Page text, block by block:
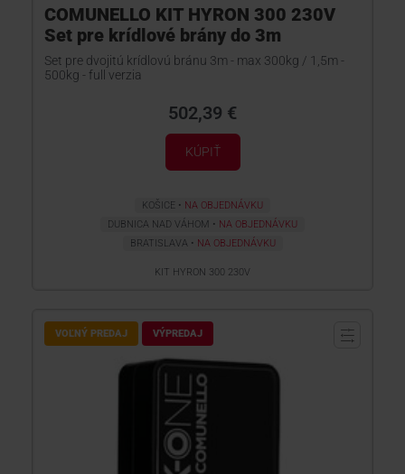
COMUNELLO KIT HYRON 300 230V
Set pre krídlové brány do 3m
Set pre dvojitú krídlovú bránu 3m - max 300kg / 1,5m -
500kg - full verzia
502,39 €
KÚPIŤ
KOŠICE
NA OBJEDNÁVKU
DUBNICA NAD VÁHOM
NA OBJEDNÁVKU
BRATISLAVA
NA OBJEDNÁVKU
KIT HYRON 300 230V
VOĽNÝ PREDAJ VÝPREDAJ